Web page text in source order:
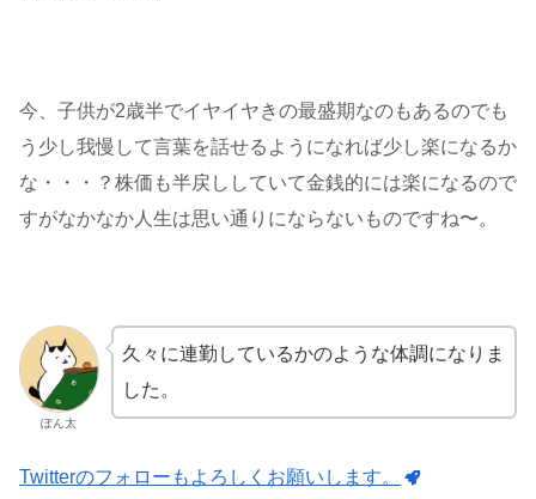
今、子供が2歳半でイヤイヤきの最盛期なのもあるのでも
う少し我慢して言葉を話せるようになれば少し楽になるか
な・・・？株価も半戻ししていて金銭的には楽になるので
すがなかなか人生は思い通りにならないものですね〜。
ぽん太
久々に連勤しているかのような体調になりま
した。
Twitterのフォローもよろしくお願いします。